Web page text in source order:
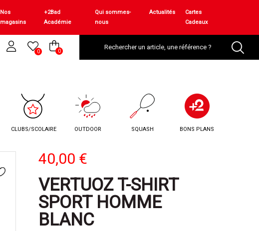
Nos
magasins
+2Bad
Académie
Qui sommes-
nous
Actualités
Cartes
Cadeaux
0 0
CLUBS/SCOLAIRE OUTDOOR SQUASH BONS PLANS
40,00 €
VERTUOZ T-SHIRT
SPORT HOMME
BLANC